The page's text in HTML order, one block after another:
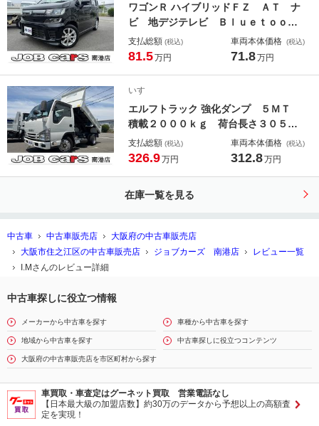
ワゴンＲ ハイブリッドＦＺ ＡＴ ナ
ビ 地デジテレビ Ｂｌｕｅｔｏｏｔ
ｈオーディオ スマートキー ＰＵＳ
Ｈスタート ＬＥＤヘッドライト プ
支払総額 (税込)
81.5万円
車両本体価格 (税込)
71.8万円
いすゞ
エルフトラック 強化ダンプ ５ＭＴ
積載２０００ｋｇ 荷台長さ３０５ｃ
ｍ 幅１６０ｃｍ アオリ高さ３５ｃ
ｍ 床下地上高８５ｃｍ ＥＴＣ パ
支払総額 (税込)
326.9万円
車両本体価格 (税込)
312.8万円
在庫一覧を見る
中古車 中古車販売店
大阪府の中古車販売店
大阪市住之江区の中古車販売店
ジョブカーズ 南港店
レビュー一覧
I.Mさんのレビュー詳細
中古車探しに役立つ情報
メーカーから中古車を探す 車種から中古車を探す
地域から中古車を探す 中古車探しに役立つコンテンツ
大阪府の中古車販売店を市区町村から探す
車買取・車査定はグーネット買取 営業電話なし
【日本最大級の加盟店数】約30万のデータから予想以上の高額査
定を実現！